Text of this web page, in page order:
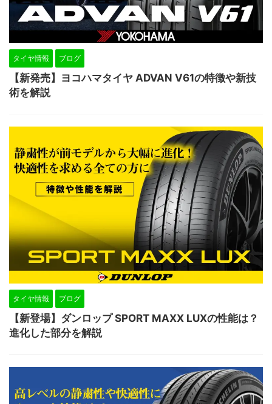
タイヤ情報 ブログ
【新発売】ヨコハマタイヤ ADVAN V61の特徴や新技
術を解説
タイヤ情報 ブログ
【新登場】ダンロップ SPORT MAXX LUXの性能は？
進化した部分を解説